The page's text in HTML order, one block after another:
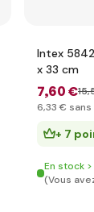
Intex
x 33 cm
7,60 €15
6,33 € sans
+ 7
En stock
(Vous